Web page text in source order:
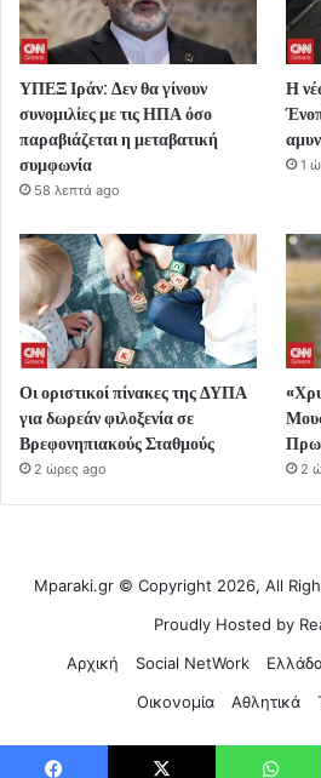
ΥΠΕΞ Ιράν: Δεν θα γίνουν
συνομιλίες με τις ΗΠΑ όσο
παραβιάζεται η μεταβατική
συμφωνία
58 λεπτά ago
Η
1
Οι οριστικοί πίνακες της ΔΥΠΑ
για δωρεάν φιλοξενία σε
Βρεφονηπιακούς Σταθμούς
2 ώρες ago 2
Mparaki.gr © Copyright 2026, All
Proudly Hosted by
Αρχική
Social NetWork
Οικονομία
Αθλητικά